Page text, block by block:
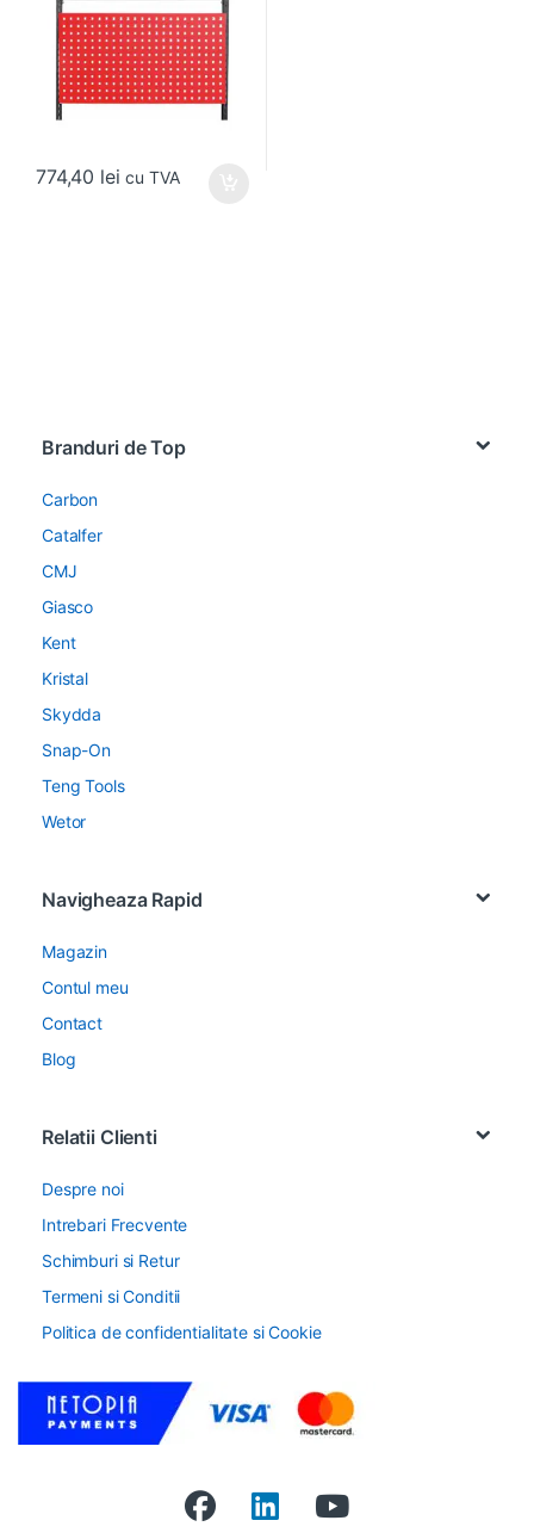
774,40 lei cu TVA
Branduri de Top
Carbon
Catalfer
CMJ
Giasco
Kent
Kristal
Skydda
Snap-On
Teng Tools
Wetor
Navigheaza Rapid
Magazin
Contul meu
Contact
Blog
Relatii Clienti
Despre noi
Intrebari Frecvente
Schimburi si Retur
Termeni si Conditii
Politica de confidentialitate si Cookie